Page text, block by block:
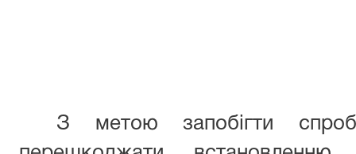
З метою запобігти